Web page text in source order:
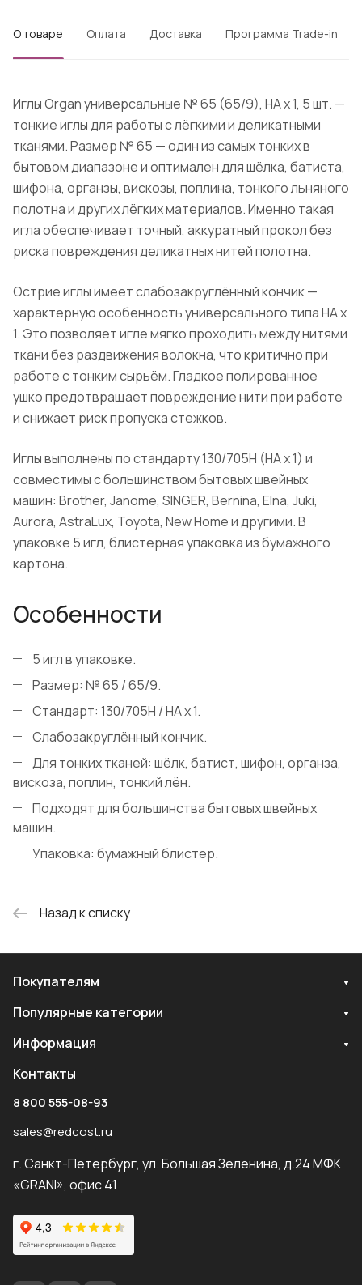
О товаре Оплата Доставка Программа Trade-in
Иглы Organ универсальные № 65 (65/9), HA x 1, 5 шт. —
тонкие иглы для работы с лёгкими и деликатными
тканями. Размер № 65 — один из самых тонких в
бытовом диапазоне и оптимален для шёлка, батиста,
шифона, органзы, вискозы, поплина, тонкого льняного
полотна и других лёгких материалов. Именно такая
игла обеспечивает точный, аккуратный прокол без
риска повреждения деликатных нитей полотна.
Острие иглы имеет слабозакруглённый кончик —
характерную особенность универсального типа HA x
1. Это позволяет игле мягко проходить между нитями
ткани без раздвижения волокна, что критично при
работе с тонким сырьём. Гладкое полированное
ушко предотвращает повреждение нити при работе
и снижает риск пропуска стежков.
Иглы выполнены по стандарту 130/705H (HA x 1) и
совместимы с большинством бытовых швейных
машин: Brother, Janome, SINGER, Bernina, Elna, Juki,
Aurora, AstraLux, Toyota, New Home и другими. В
упаковке 5 игл, блистерная упаковка из бумажного
картона.
Особенности
5 игл в упаковке.
Размер: № 65 / 65/9.
Стандарт: 130/705H / HA x 1.
Слабозакруглённый кончик.
Для тонких тканей: шёлк, батист, шифон, органза,
вискоза, поплин, тонкий лён.
Подходят для большинства бытовых швейных
машин.
Упаковка: бумажный блистер.
Назад к списку
Покупателям
Популярные категории
Информация
Контакты
8 800 555-08-93
sales@redcost.ru
г. Санкт-Петербург, ул. Большая Зеленина, д.24 МФК
«GRANI», офис 41